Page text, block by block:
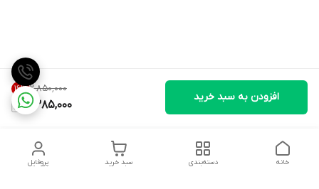
۲٬۸۵۰٬۰۰۰ 16%
2,385,000
افزودن به سبد خرید
پروفایل سبد خرید دسته‌بندی خانه